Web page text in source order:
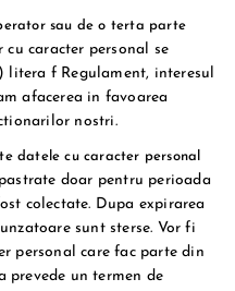
sau de o terta parte
caracter personal se
litera f Regulament, interesul
afacerea in favoarea
nostri.
datele cu caracter personal
doar pentru perioada
colectate. Dupa expirarea
sunt sterse. Vor fi
personal care fac parte din
prevede un termen de